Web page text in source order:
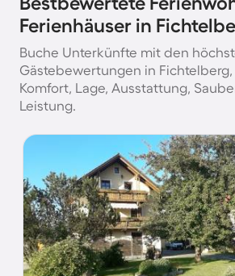
Ferienhäuser in
Buche Unterkünfte mit den
Gästebewertungen in
Komfort, Lage, Ausstattung,
Leistung.